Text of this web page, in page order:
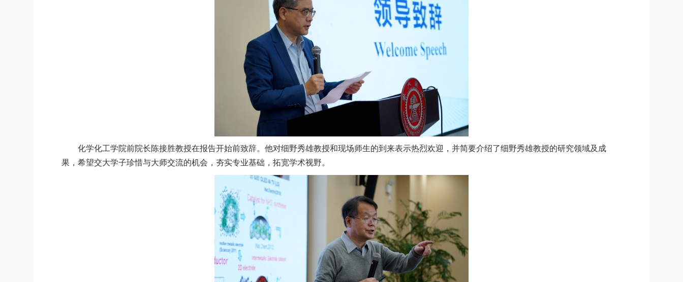
化学化工学院前院长陈接胜教授在报告开始前致辞。他对细野秀雄教授和现场师生的到来表示热烈欢迎，并简要介绍了细野秀雄教授的研究领域及成
果，希望交大学子珍惜与大师交流的机会，夯实专业基础，拓宽学术视野。